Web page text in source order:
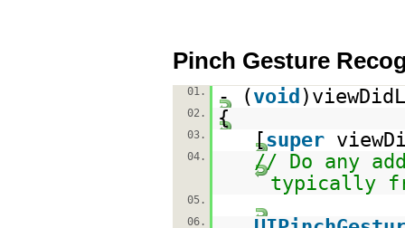
Pinch Gesture
01. - (void
02. {
03. [super
04.
// Do any
typically
05.
06.